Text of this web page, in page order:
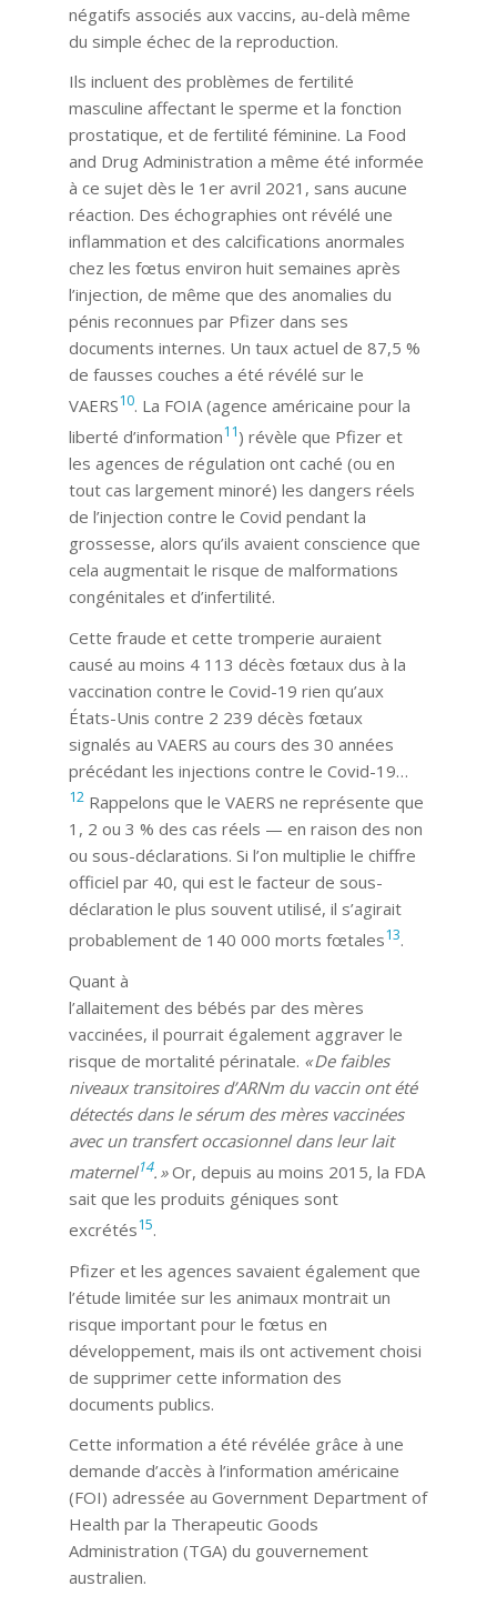
négatifs associés aux vaccins, au-delà même
du simple échec de la reproduction.
Ils incluent des problèmes de fertilité
masculine affectant le sperme et la fonction
prostatique, et de fertilité féminine. La Food
and Drug Administration a même été informée
à ce sujet dès le 1er avril 2021, sans aucune
réaction. Des échographies ont révélé une
inflammation et des calcifications anormales
chez les fœtus environ huit semaines après
l’injection, de même que des anomalies du
pénis reconnues par Pfizer dans ses
documents internes. Un taux actuel de 87,5 %
de fausses couches a été révélé sur le
VAERS10. La FOIA (agence américaine pour la
liberté d’information11) révèle que Pfizer et
les agences de régulation ont caché (ou en
tout cas largement minoré) les dangers réels
de l’injection contre le Covid pendant la
grossesse, alors qu’ils avaient conscience que
cela augmentait le risque de malformations
congénitales et d’infertilité.
Cette fraude et cette tromperie auraient
causé au moins 4 113 décès fœtaux dus à la
vaccination contre le Covid-19 rien qu’aux
États-Unis contre 2 239 décès fœtaux
signalés au VAERS au cours des 30 années
précédant les injections contre le Covid-19…
12 Rappelons que le VAERS ne représente que
1, 2 ou 3 % des cas réels — en raison des non
ou sous-déclarations. Si l’on multiplie le chiffre
officiel par 40, qui est le facteur de sous-
déclaration le plus souvent utilisé, il s’agirait
probablement de 140 000 morts fœtales13.
Quant à
l’allaitement des bébés par des mères
vaccinées, il pourrait également aggraver le
risque de mortalité périnatale. « De faibles
niveaux transitoires d’ARNm du vaccin ont été
détectés dans le sérum des mères vaccinées
avec un transfert occasionnel dans leur lait
maternel14. »Or, depuis au moins 2015, la FDA
sait que les produits géniques sont
excrétés15.
Pfizer et les agences savaient également que
l’étude limitée sur les animaux montrait un
risque important pour le fœtus en
développement, mais ils ont activement choisi
de supprimer cette information des
documents publics.
Cette information a été révélée grâce à une
demande d’accès à l’information américaine
(FOI) adressée au Government Department of
Health par la Therapeutic Goods
Administration (TGA) du gouvernement
australien.